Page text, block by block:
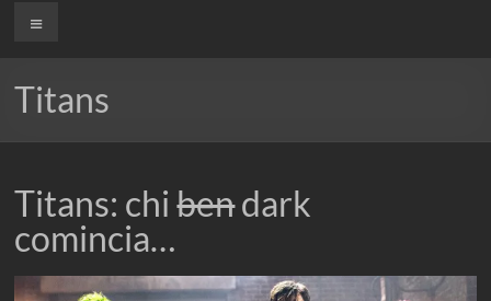
The Nerd Experience
Menu
Titans
Titans: chibendark
comincia…